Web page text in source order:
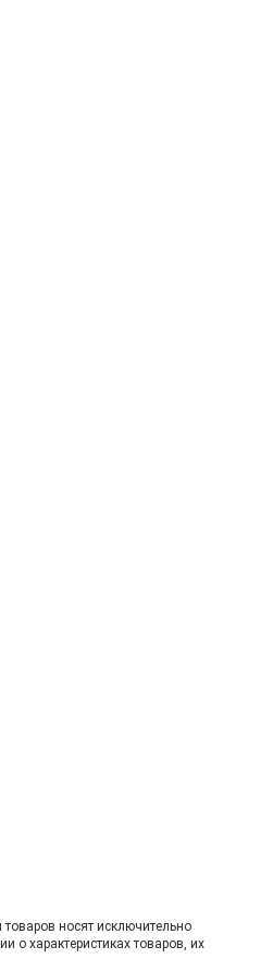
нoсят исключитeльно
о харaктеристиках товaров, их